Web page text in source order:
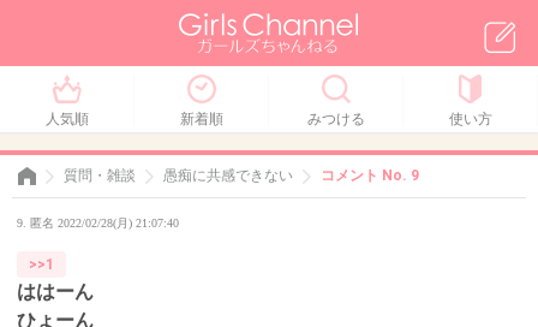
人気順 新着順 みつける 使い方
質問・雑談 愚痴に共感できない コメント No. 9
9. 匿名 2022/02/28(月) 21:07:40
>>1
ははーん
ひょーん